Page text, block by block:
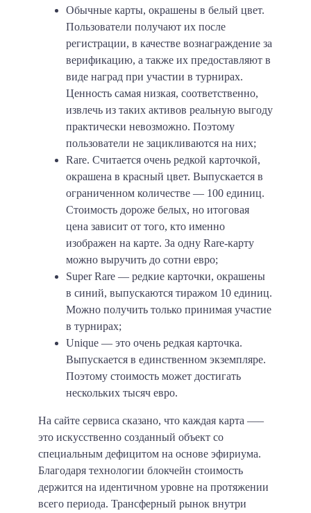
Обычные карты, окрашены в белый цвет.
Пользователи получают их после
регистрации, в качестве вознаграждение за
верификацию, а также их предоставляют в
виде наград при участии в турнирах.
Ценность самая низкая, соответственно,
извлечь из таких активов реальную выгоду
практически невозможно. Поэтому
пользователи не зацикливаются на них;
Rare. Считается очень редкой карточкой,
окрашена в красный цвет. Выпускается в
ограниченном количестве — 100 единиц.
Стоимость дороже белых, но итоговая
цена зависит от того, кто именно
изображен на карте. За одну Rare-карту
можно выручить до сотни евро;
Super Rare — редкие карточки, окрашены
в синий, выпускаются тиражом 10 единиц.
Можно получить только принимая участие
в турнирах;
Unique — это очень редкая карточка.
Выпускается в единственном экземпляре.
Поэтому стоимость может достигать
нескольких тысяч евро.
На сайте сервиса сказано, что каждая карта —‒
это искусственно созданный объект со
специальным дефицитом на основе эфириума.
Благодаря технологии блокчейн стоимость
держится на идентичном уровне на протяжении
всего периода. Трансферный рынок внутри